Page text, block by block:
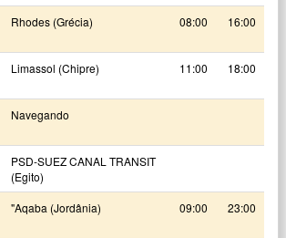
Rhodes (Grécia) 08:00 16:00
Limassol (Chipre) 11:00 18:00
Navegando
PSD-SUEZ CANAL TRANSIT
(Egito)
"Aqaba (Jordânia) 09:00 23:00